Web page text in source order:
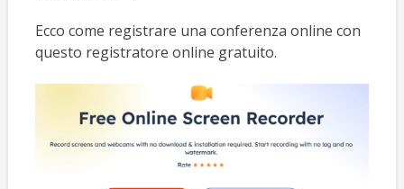
Ecco come registrare una conferenza online con
questo registratore online gratuito.